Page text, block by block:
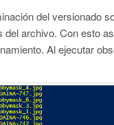
del versionado
del archivo. Con esto
Al ejecutar